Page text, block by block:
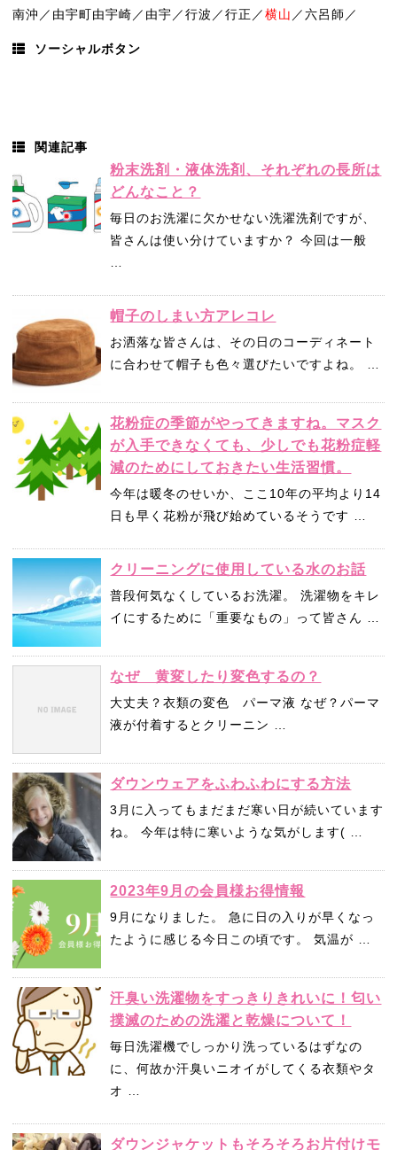
南沖／由宇町由宇崎／由宇／行波／行正／横山 ／六呂師／
ソーシャルボタン
関連記事
粉末洗剤・液体洗剤、それぞれの長所は
どんなこと？
毎日のお洗濯に欠かせない洗濯洗剤ですが、
皆さんは使い分けていますか？ 今回は一般
帽子のしまい方アレコレ
お洒落な皆さんは、その日のコーディネート
に合わせて帽子も色々選びたいですよね。 …
花粉症の季節がやってきますね。マスク
が入手できなくても、少しでも花粉症軽
減のためにしておきたい生活習慣。
今年は暖冬のせいか、ここ10年の平均より14
日も早く花粉が飛び始めているそうです …
クリーニングに使用している水のお話
普段何気なくしているお洗濯。 洗濯物をキレ
イにするために「重要なもの」って皆さん …
なぜ 黄変したり変色するの？
大丈夫？衣類の変色 パーマ液 なぜ？パーマ
液が付着するとクリーニン …
ダウンウェアをふわふわにする方法
3月に入ってもまだまだ寒い日が続いています
ね。 今年は特に寒いような気がします( …
2023年9月の会員様お得情報
9月になりました。 急に日の入りが早くなっ
たように感じる今日この頃です。 気温が …
汗臭い洗濯物をすっきりきれいに！匂い
撲滅のための洗濯と乾燥について！
毎日洗濯機でしっかり洗っているはずなの
に、何故か汗臭いニオイがしてくる衣類やタ
オ …
ダウンジャケットもそろそろお片付けモ